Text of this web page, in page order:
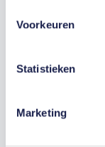
Voorkeuren
Statistieken
Marketing